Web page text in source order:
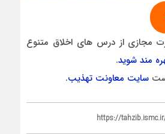
مجازی از درس های اخلاق متنوع
مند شوید.
سایت معاونت تهذیب.
https://